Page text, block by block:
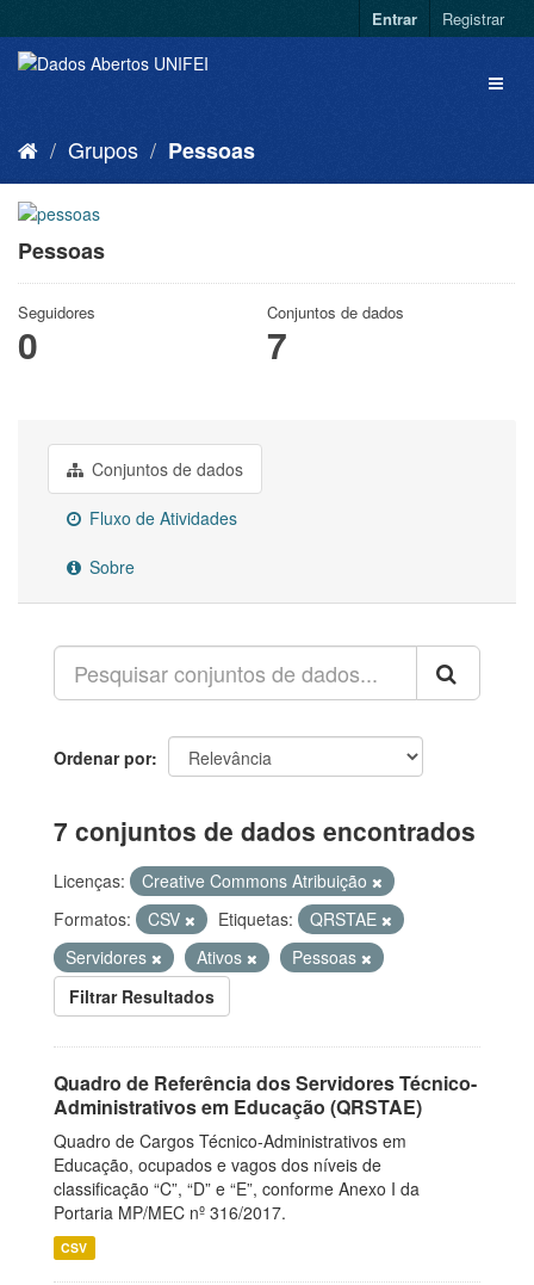
Entrar Registrar
Grupos Pessoas
Pessoas
Seguidores
0
Conjuntos de dados
7
Conjuntos de dados
Fluxo de Atividades
Sobre
Ordenar por
7 conjuntos de dados encontrados
Licenças:
Creative Commons Atribuição
Formatos:
CSV Etiquetas:
QRSTAE
Servidores
Ativos
Pessoas
Filtrar Resultados
Quadro de Referência dos Servidores Técnico-
Administrativos em Educação (QRSTAE)
Quadro de Cargos Técnico-Administrativos em
Educação, ocupados e vagos dos níveis de
classificação “C”, “D” e “E”, conforme Anexo I da
Portaria MP/MEC nº 316/2017.
CSV